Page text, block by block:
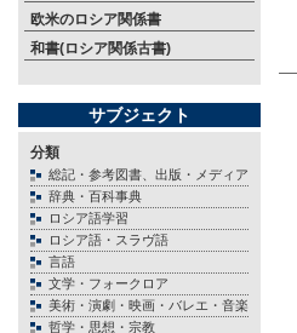
欧米のロシア関係書
和書(ロシア関係古書)
サブジェクト
分類
総記・参考図書、出版・メディア
辞典・百科事典
ロシア語学習
ロシア語・スラヴ語
言語
文学・フォークロア
美術・演劇・映画・バレエ・音楽
哲学・思想・宗教